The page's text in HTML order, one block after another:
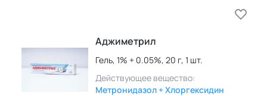
Аджиметрил
Гель, 1% + 0.05%, 20 г, 1 шт.
Действующее вещество:
Метронидазол + Хлоргексидин